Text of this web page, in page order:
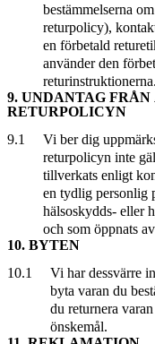
bestämmelserna
returpolicy),
en förbetald
använder den
returinstruktionerna.
9. UNDANTAG
RETURPOLICYN
9.1
Vi ber dig
returpolicyn inte
tillverkats enligt
en tydlig personlig
hälsoskydds- eller
och som öppnats
10. BYTEN
10.1
Vi har dessvärre
byta varan du
du returnera
önskemål.